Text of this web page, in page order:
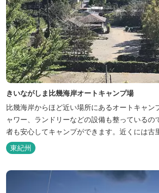
きいながしま比幾海岸オートキャンプ場
比幾海岸からほど近い場所にあるオートキャン
ャワー、ランドリーなどの設備も整っているの
者も安心してキャンプができます。近くには古
りのんびり過ごしたい方に最高！
東紀州